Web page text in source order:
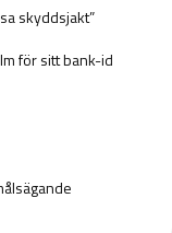
skyddsjakt”
för sitt bank-id